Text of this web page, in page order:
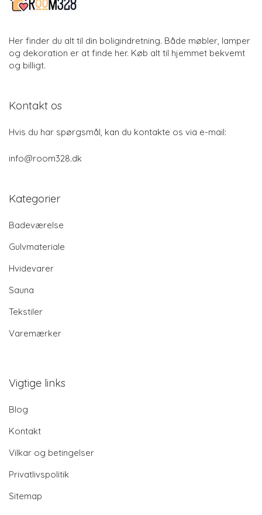
Her finder du alt til din boligindretning. Både møbler, lamper
og dekoration er at finde her. Køb alt til hjemmet bekvemt
og billigt.
Kontakt os
Hvis du har spørgsmål, kan du kontakte os via e-mail:
info@room328.dk
Kategorier
Badeværelse
Gulvmateriale
Hvidevarer
Sauna
Tekstiler
Varemærker
Vigtige links
Blog
Kontakt
Vilkar og betingelser
Privatlivspolitik
Sitemap